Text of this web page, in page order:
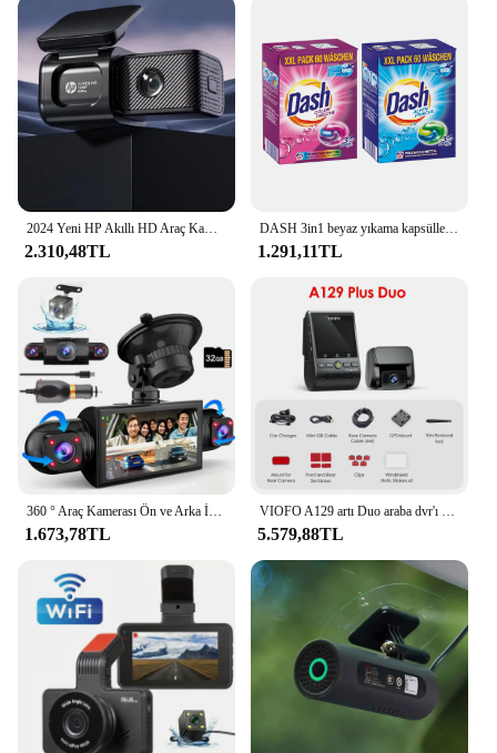
2024 Yeni HP Akıllı HD Araç Kamerası Yüksek Çözünürlüklü Gece Görüş Park İzleme Elektrikli Araba Aksesuarları Ve Ekipmanları
2.310,48TL
DASH 3in1 beyaz yıkama kapsülleri 2x60 adet
1.291,11TL
360 ° Araç Kamerası Ön ve Arka İç, 4 Kanallı FHD 4*1080P, Wi-Fi GPS Sesli Kontrol Araba Kamerası, 62GB SD Kartlı, Gece Görüşü
1.673,78TL
VIOFO A129 artı Duo araba dvr'ı Dash kamera ile dikiz kamera araba Video kaydedici Quad HD gece görüş Sony sensörü Dashcam ile GPS
5.579,88TL